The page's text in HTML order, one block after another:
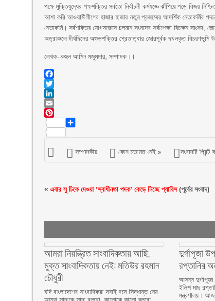
পক্ষে মুক্তিযুদ্ধের পক্ষশক্তির সর্বতো নির্বাচনী কর্মযজ্ঞে ঝাঁপিয়ে পড়ে বিজয়
আশা করি আওয়ামীলীগের হাজার হাজার নতুন প্রজম্মের আদর্শিক নেতাকর্মির
নেতাকর্মি। সর্বশক্তির যোগসাজসে চলমান সংসদের সর্বাপেক্ষা বিচক্ষন
অত্রাঞ্চলে দীর্ঘদিনের অশুভশক্তির প্রেতাত্বার জোরপূর্বক দখলকৃত বিচরণভূমি
লেখক–রুহুল আমিন মজুমদার, সম্পাদক।।
Facebook
Twitter
LinkedIn
Email
Pinterest
সম্পাদকীয় কোন মতামত নেই » সংবাদটি
«এবার সু চিকে দেওয়া ‘স্বাধীনতা পদক’ কেড়ে নিচ্ছে প্যারিস(পূর্বের সংবাদ)
আমরা নিয়ন্ত্রিত সাংবাদিকতায় আছি,
মুক্ত সাংবাদিকতায় নেই: মতিউর রহমান
চৌধুরী
যদি বাংলাদেশের সাংবাদিকরা সবাই বসে সিদ্ধান্ত নেয়
দুর্গাপূজা
রপ্তানির
আসন্ন দুর্গাপূজা
ইলিশ মাছ
মন্ত্রণালয়। আজ